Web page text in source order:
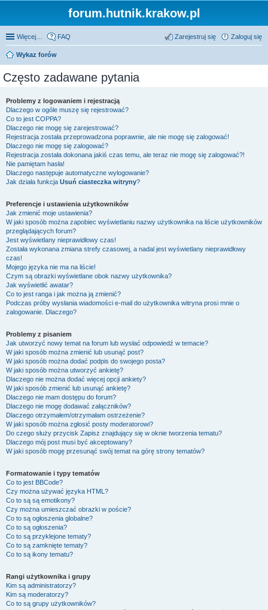
forum.hutnik.krakow.pl
Więcej… FAQ Zaloguj się
Zarejestruj się
Wykaz forów
Często zadawane pytania
Problemy z logowaniem i rejestracją
Dlaczego w ogóle muszę się rejestrować?
Co to jest COPPA?
Dlaczego nie mogę się zarejestrować?
Rejestracja została przeprowadzona poprawnie, ale nie mogę się zalogować!
Dlaczego nie mogę się zalogować?
Rejestracja została dokonana jakiś czas temu, ale teraz nie mogę się zalogować?!
Nie pamiętam hasła!
Dlaczego następuje automatyczne wylogowanie?
Jak działa funkcja Usuń ciasteczka witryny?
Preferencje i ustawienia użytkowników
Jak zmienić moje ustawienia?
W jaki sposób można zapobiec wyświetlaniu nazwy użytkownika na liście użytkowników
przeglądających forum?
Jest wyświetlany nieprawidłowy czas!
Została wykonana zmiana strefy czasowej, a nadal jest wyświetlany nieprawidłowy
czas!
Mojego języka nie ma na liście!
Czym są obrazki wyświetlane obok nazwy użytkownika?
Jak wyświetlić awatar?
Co to jest ranga i jak można ją zmienić?
Podczas próby wysłania wiadomości e-mail do użytkownika witryna prosi mnie o
zalogowanie. Dlaczego?
Problemy z pisaniem
Jak utworzyć nowy temat na forum lub wysłać odpowiedź w temacie?
W jaki sposób można zmienić lub usunąć post?
W jaki sposób można dodać podpis do swojego posta?
W jaki sposób można utworzyć ankietę?
Dlaczego nie można dodać więcej opcji ankiety?
W jaki sposób zmienić lub usunąć ankietę?
Dlaczego nie mam dostępu do forum?
Dlaczego nie mogę dodawać załączników?
Dlaczego otrzymałem/otrzymałam ostrzeżenie?
W jaki sposób można zgłosić posty moderatorowi?
Do czego służy przycisk Zapisz znajdujący się w oknie tworzenia tematu?
Dlaczego mój post musi być akceptowany?
W jaki sposób mogę przesunąć swój temat na górę strony tematów?
Formatowanie i typy tematów
Co to jest BBCode?
Czy można używać języka HTML?
Co to są są emotikony?
Czy można umieszczać obrazki w poście?
Co to są ogłoszenia globalne?
Co to są ogłoszenia?
Co to są przyklejone tematy?
Co to są zamknięte tematy?
Co to są ikony tematu?
Rangi użytkownika i grupy
Kim są administratorzy?
Kim są moderatorzy?
Co to są grupy użytkowników?